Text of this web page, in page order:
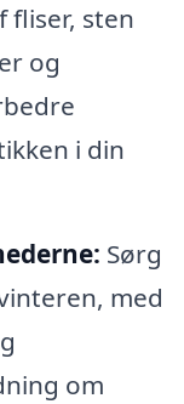
fliser, sten
og
i din
Sørg
med
om